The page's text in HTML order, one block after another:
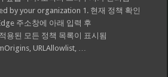
by your organization 1. 현재 정책 확인
주소창에 아래 입력 후
용된 모든 정책 목록이 표시됨
URLAllowlist, …